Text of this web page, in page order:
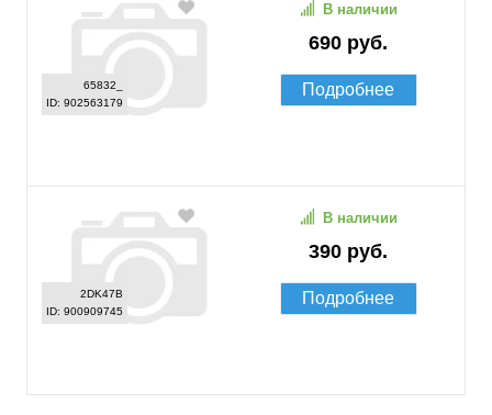
65832_
ID: 902563179
690 руб.
В наличии
Подробнее
2DK47B
ID: 900909745
390 руб.
В наличии
Подробнее